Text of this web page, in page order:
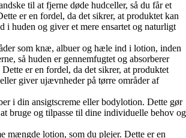
til at fjerne døde hudceller, så du får et
er en fordel, da det sikrer, at produktet kan
i huden og giver et mere ensartet og naturligt
som knæ, albuer og hæle ind i lotion, inden
så huden er gennemfugtet og absorberer
Dette er en fordel, da det sikrer, at produktet
giver ujævnheder på tørre områder af
i din ansigtscreme eller bodylotion. Dette gør
bruge og tilpasse til dine individuelle behov og
mængde lotion, som du plejer. Dette er en